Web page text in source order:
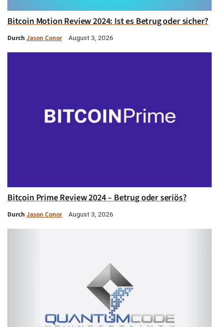
Bitcoin Motion Review 2024: Ist es Betrug oder sicher?
Durch Jason Conor August 3, 2026
Bitcoin Prime Review 2024 – Betrug oder seriös?
Durch Jason Conor August 3, 2026